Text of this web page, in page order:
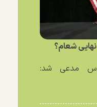
نهایی شعام؟
مدعی شد: